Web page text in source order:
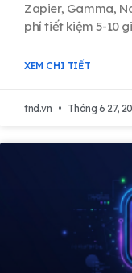
Zapier, Gamma,
phí tiết kiệm 5-10
XEM CHI TIẾT
tnd.vn Tháng 6 27,